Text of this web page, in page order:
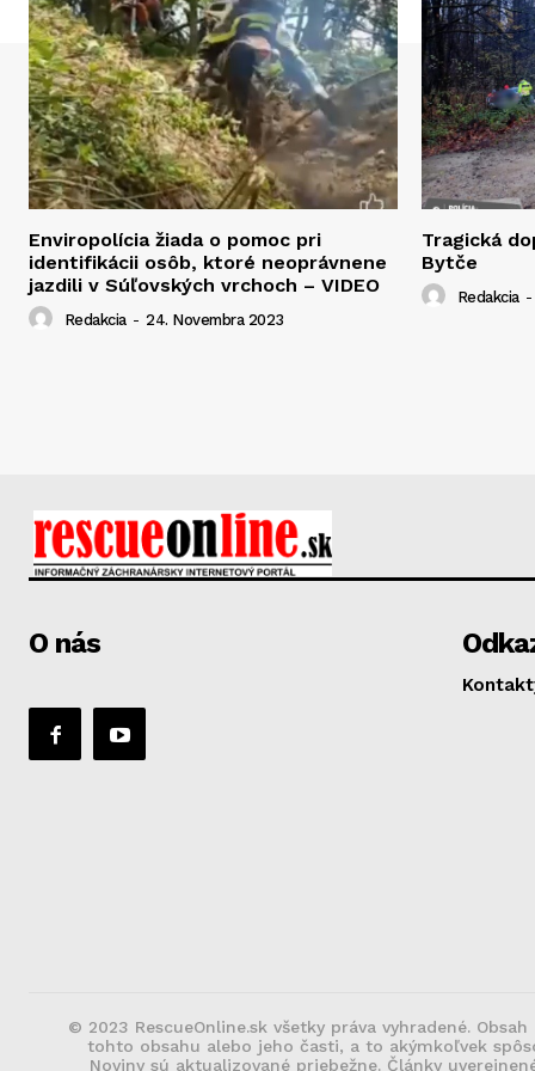
Enviropolícia žiada o pomoc pri
identifikácii osôb, ktoré neoprávnene
jazdili v Súľovských vrchoch – VIDEO
Redakcia - 24. Novembra 2023
Tragická
Bytče
Redakcia -
O nás
© 2023 RescueOnline.sk všetky práva vyhradené.
tohto obsahu alebo jeho časti, a to akýmkoľvek
Noviny sú aktualizované priebežne. Články